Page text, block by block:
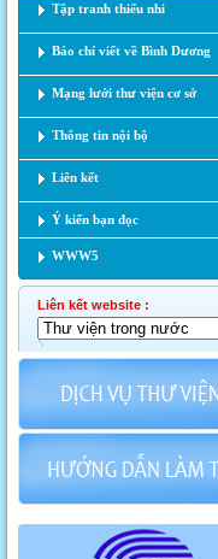
Tập tranh thiếu nhi
Báo chí viết về Bình Dương
Mạng lưới thư viện cơ sở
Thông tin nội bộ
Liên kết
Ý kiến bạn đọc
WWW5
Liên kết website :